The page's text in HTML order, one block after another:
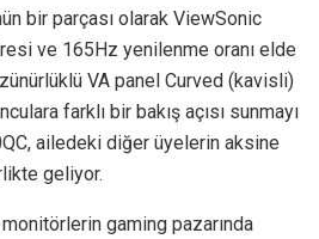
bir parçası olarak ViewSonic
ve 165Hz yenilenme oranı elde
VA panel Curved (kavisli)
farklı bir bakış açısı sunmayı
ailedeki diğer üyelerin aksine
geliyor.
gaming pazarında